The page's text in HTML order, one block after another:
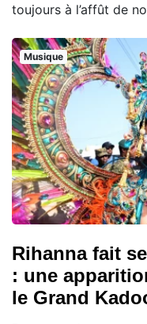
toujours à l’affût de
Musique
Rihanna fait
: une
le Grand